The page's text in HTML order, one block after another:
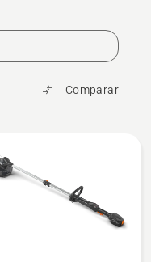
Comparar